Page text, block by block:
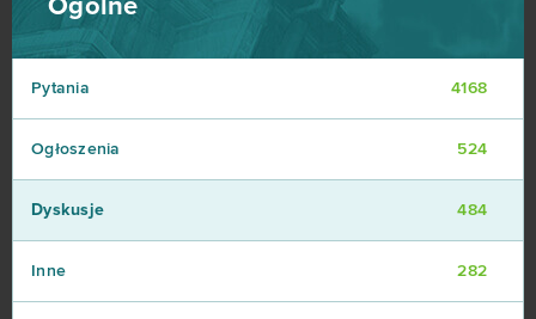
Ogólne
Pytania 4168
Ogłoszenia 524
Dyskusje 484
Inne 282